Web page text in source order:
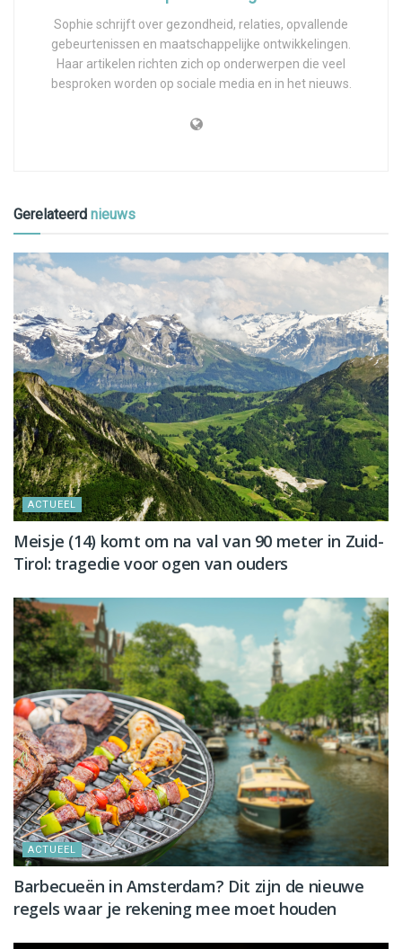
Sophie schrijft over gezondheid, relaties, opvallende
gebeurtenissen en maatschappelijke ontwikkelingen.
Haar artikelen richten zich op onderwerpen die veel
besproken worden op sociale media en in het nieuws.
Gerelateerd nieuws
ACTUEEL
Meisje (14) komt om na val van 90 meter in Zuid-
Tirol: tragedie voor ogen van ouders
ACTUEEL
Barbecueën in Amsterdam? Dit zijn de nieuwe
regels waar je rekening mee moet houden